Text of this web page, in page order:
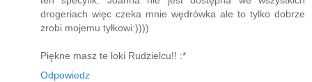
drogeriach więc czeka mnie wędrówka ale to tylko dobrze
zrobi mojemu tyłkowi:))))
Piękne masz te loki Rudzielcu!! :*
Odpowiedz